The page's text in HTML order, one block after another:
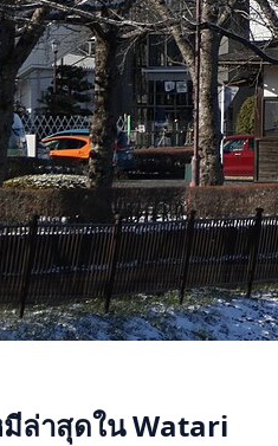
ล่าสุดใน Watari